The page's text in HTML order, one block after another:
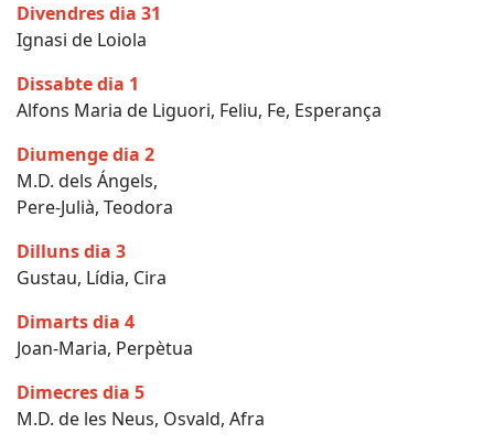
Divendres dia 31
Ignasi de Loiola
Dissabte dia 1
Alfons Maria de Liguori, Feliu, Fe, Esperança
Diumenge dia 2
M.D. dels Ángels,
Pere-Julià, Teodora
Dilluns dia 3
Gustau, Lídia, Cira
Dimarts dia 4
Joan-Maria, Perpètua
Dimecres dia 5
M.D. de les Neus, Osvald, Afra